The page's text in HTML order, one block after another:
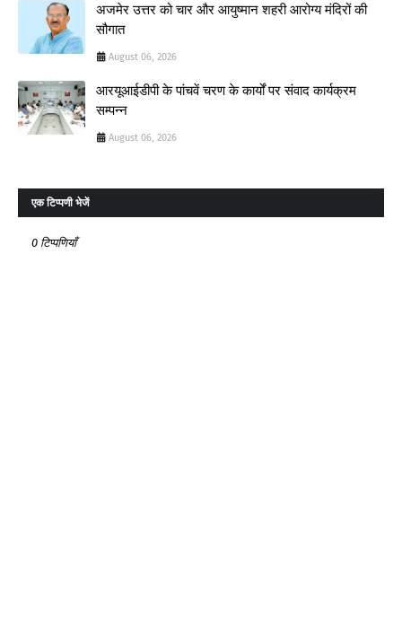
अजमेर उत्तर को चार और आयुष्मान शहरी आरोग्य मंदिरों की
सौगात
August 06, 2026
आरयूआईडीपी के पांचवें चरण के कार्यों पर संवाद कार्यक्रम
सम्पन्न
August 06, 2026
एक टिप्पणी भेजें
0 टिप्पणियाँ